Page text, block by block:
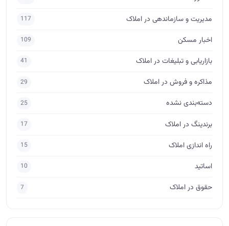
مدیریت و سازماندهی در املاک 117
اخبار مسکن 109
بازاریابی و تبلیغات در املاک 41
مذاکره و فروش در املاک 29
دسته‌بندی نشده 25
برندینگ در املاک 17
راه اندازی املاک 15
اساتید 10
حقوق در املاک 7